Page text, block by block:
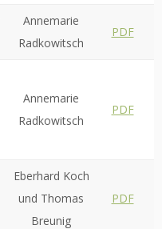
Annemarie
Radkowitsch
PDF
Annemarie
Radkowitsch
PDF
Eberhard Koch
und Thomas
Breunig
PDF